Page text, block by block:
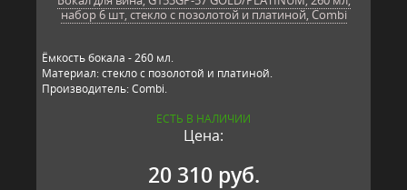
набор 6 шт, стекло с позолотой и платиной, Combi
Ёмкость бокала - 260 мл.
Материал: стекло с позолотой и платиной.
Производитель: Combi.
ЕСТЬ В НАЛИЧИИ
Цена:
20 310 руб.